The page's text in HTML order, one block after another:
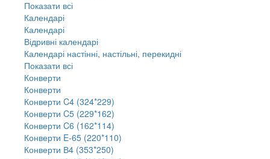
Показати всі
Календарі
Календарі
Відривні календарі
Календарі настінні, настільні, перекидні
Показати всі
Конверти
Конверти
Конверти C4 (324*229)
Конверти C5 (229*162)
Конверти C6 (162*114)
Конверти E-65 (220*110)
Конверти В4 (353*250)